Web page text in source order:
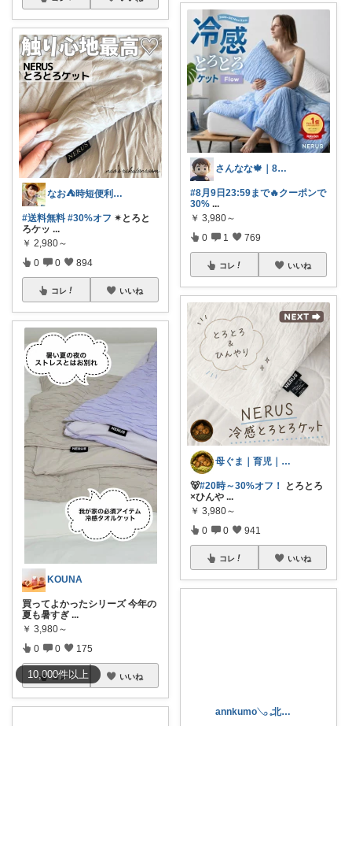
10,000件以上
なお⛺️時短便利グッズ好き♡オリ写多め♪
#送料無料 #30%オフ ✴︎とろと
ろケッ ...
￥ 2,980～
0 0 894
コレ いいね
KOUNA
買ってよかったシリーズ 今年の
夏も暑すぎ ...
￥ 3,980～
0 0 175
コレ いいね
さんなな🍁｜8月朝コレチャレンジ🌞
#8月9日23:59まで🔥クーポンで
30% ...
￥ 3,980～
0 1 769
コレ いいね
母ぐま｜育児｜シンプルライフ｜朝コレ
🐻#20時～30%オフ！
とろとろ
×ひんや ...
￥ 3,980～
0 0 941
コレ いいね